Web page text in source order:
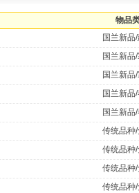
物品
国兰新品
国兰新品
国兰新品
国兰新品
国兰新品
传统品种
传统品种
传统品种
传统品种